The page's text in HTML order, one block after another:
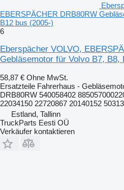
EBERSPÄCHER DRB80RW
B12 bus (2005-)
6
Eberspächer VOLVO,
Gebläsemotor für Volvo B7, B8,
58,87 € Ohne MwSt.
Ersatzteile Fahrerhaus -
DRB80RW 540058402
22034150 22720867 20140152
Estland, Tallinn
TruckParts Eesti OÜ
Verkäufer kontaktieren